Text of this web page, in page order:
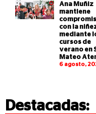
Ana Muñiz
mantiene
con la
mediante
cursos de
verano en
Mateo
6 agosto,
Destacadas: